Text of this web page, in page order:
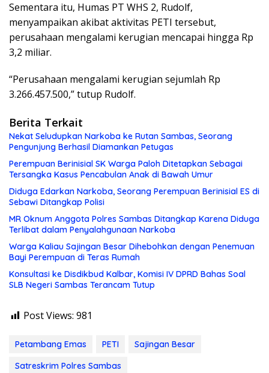
Sementara itu, Humas PT WHS 2, Rudolf,
menyampaikan akibat aktivitas PETI tersebut,
perusahaan mengalami kerugian mencapai hingga Rp
3,2 miliar.
“Perusahaan mengalami kerugian sejumlah Rp
3.266.457.500,” tutup Rudolf.
Berita Terkait
Nekat Seludupkan Narkoba ke Rutan Sambas, Seorang
Pengunjung Berhasil Diamankan Petugas
Perempuan Berinisial SK Warga Paloh Ditetapkan Sebagai
Tersangka Kasus Pencabulan Anak di Bawah Umur
Diduga Edarkan Narkoba, Seorang Perempuan Berinisial ES di
Sebawi Ditangkap Polisi
MR Oknum Anggota Polres Sambas Ditangkap Karena Diduga
Terlibat dalam Penyalahgunaan Narkoba
Warga Kaliau Sajingan Besar Dihebohkan dengan Penemuan
Bayi Perempuan di Teras Rumah
Konsultasi ke Disdikbud Kalbar, Komisi IV DPRD Bahas Soal
SLB Negeri Sambas Terancam Tutup
Post Views: 981
Petambang Emas PETI
Sajingan Besar
Satreskrim Polres Sambas